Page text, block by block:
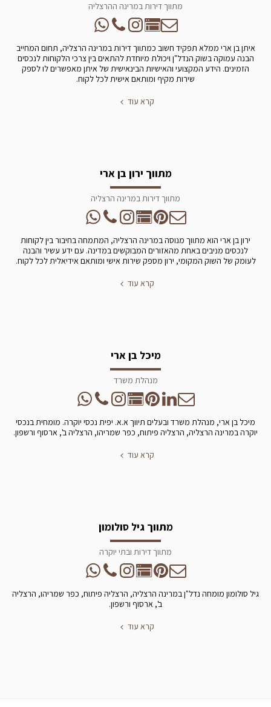
מתווך דירות במרינה ההרצליה
איתן בן ארי ממלא תפקיד חשוב כמתווך דירות במרינה הרצליה, תחום המחייב
הבנה עמוקה בשוק הנדל"ן ויכולת מיוחדת להתאים בין צרכי הלקוחות לנכסים
הזמינים. הידע המקצועי והאישיות הבינאישית של איתן מאפשרים לו לספק
שירות מקיף ומותאם אישית לכל לקוח.
קרא עוד
מתווך ירון בן ארי
מתווך דירות במרינה הרצליה
ירון בן ארי הוא מתווך מנוסה במרינה הרצליה, המתמחה בחיבור בין לקוחות
לנכסים מניבים באחת מהאזורים המבוקשים במדינה. עם ידע עשיר והבנה
לעומק של השוק המקומי, ירון מספק שירות אישי ומותאם אידיאלית לכל לקוח.
קרא עוד
מיכל בן ארי
מנהלת משרד
מיכל בן ארי, מנהלת משרד ובעלים תיווך א.א. יפית נכסי יוקרה. מומחית בנכסי
יוקרה במרינה הרצליה, הרצליה פיתוח, כפר שמריהו, הרצליה ב', ארסוף ורשפון.
קרא עוד
מתווך גיל סולומון
מתווך דירות ובתי יוקרה
גיל סולומון מומחה נדל"ן במרינה הרצליה, הרצליה פיתוח, כפר שמריהו, הרצליה
ב', ארסוף ורשפון.
קרא עוד